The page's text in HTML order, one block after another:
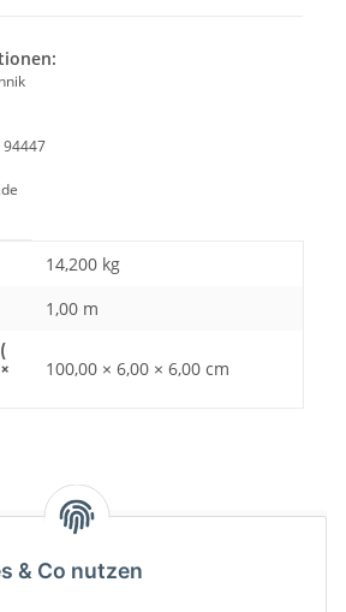
& Co nutzen
94447
14,200 kg
1,00 m
100,00 × 6,00 × 6,00 cm